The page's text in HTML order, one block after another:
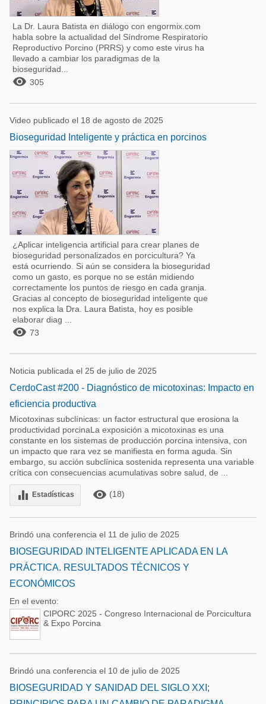
La Dr. Laura Batista en diálogo con engormix.com
habla sobre la actualidad del Síndrome Respiratorio
Reproductivo Porcino (PRRS) y como este virus ha
llevado a cambiar los paradigmas de la
bioseguridad...
 305
Video publicado el 18 de agosto de 2025
Bioseguridad Inteligente y práctica en porcinos
¿Aplicar inteligencia artificial para crear planes de
bioseguridad personalizados en porcicultura? Ya
está ocurriendo. Si aún se considera la bioseguridad
como un gasto, es porque no se están midiendo
correctamente los puntos de riesgo en cada granja.
Gracias al concepto de bioseguridad inteligente que
nos explica la Dra. Laura Batista, hoy es posible
elaborar diag ...
 73
Noticia publicada el 25 de julio de 2025
CerdoCast #200 - Diagnóstico de micotoxinas: Impacto en
eficiencia productiva
Micotoxinas subclínicas: un factor estructural que erosiona la
productividad porcinaLa exposición a micotoxinas es una
constante en los sistemas de producción porcina intensiva, con
un impacto que rara vez se manifiesta en forma aguda. Sin
embargo, su acción subclínica sostenida representa una variable
crítica con consecuencias acumulativas sobre salud, de ...
equalizer Estadísticas remove_red_eye (18)
Brindó una conferencia el 11 de julio de 2025
BIOSEGURIDAD INTELIGENTE APLICADA EN LA
PRÁCTICA. RESULTADOS TÉCNICOS Y
ECONÓMICOS
En el evento:
CIPORC 2025 - Congreso Internacional de Porcicultura
& Expo Porcina
Brindó una conferencia el 10 de julio de 2025
BIOSEGURIDAD Y SANIDAD DEL SIGLO XXI;